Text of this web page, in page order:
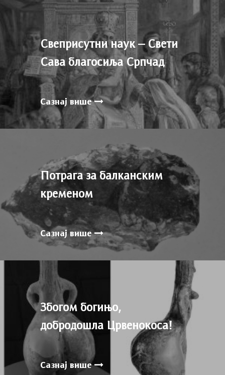
Свеприсутни наук – Свети
Сава благосиља Српчад
Сазнај више
Потрага за балканским
кременом
Сазнај више
Збогом богињо,
добродошла Црвенокоса!
Сазнај више